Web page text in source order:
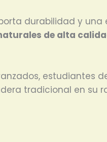
durabilidad y una
de alta
estudiantes
tradicional en su